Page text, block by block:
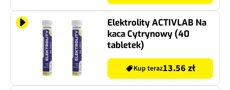
Elektrolity ACTIVLAB Na
kaca Cytrynowy (40
tabletek)
Kup teraz13.56 zł